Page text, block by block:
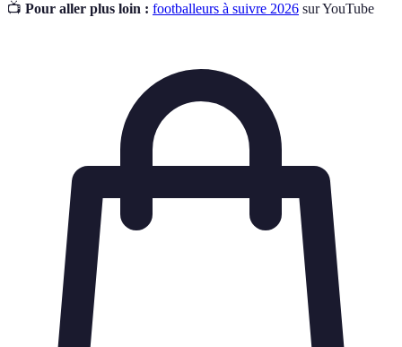
📺 Pour aller plus loin : footballeurs à suivre 2026 sur YouTube